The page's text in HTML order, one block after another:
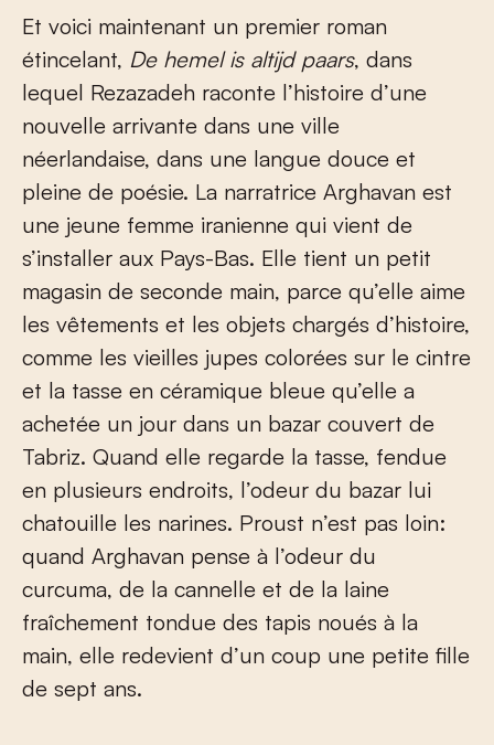
Et voici maintenant un premier roman
étincelant, De hemel is altijd paars, dans
lequel Rezazadeh raconte l’histoire d’une
nouvelle arrivante dans une ville
néerlandaise, dans une langue douce et
pleine de poésie. La narratrice Arghavan est
une jeune femme iranienne qui vient de
s’installer aux Pays-Bas. Elle tient un petit
magasin de seconde main, parce qu’elle aime
les vêtements et les objets chargés d’histoire,
comme les vieilles jupes colorées sur le cintre
et la tasse en céramique bleue qu’elle a
achetée un jour dans un bazar couvert de
Tabriz. Quand elle regarde la tasse, fendue
en plusieurs endroits, l’odeur du bazar lui
chatouille les narines. Proust n’est pas loin:
quand Arghavan pense à l’odeur du
curcuma, de la cannelle et de la laine
fraîchement tondue des tapis noués à la
main, elle redevient d’un coup une petite fille
de sept ans.